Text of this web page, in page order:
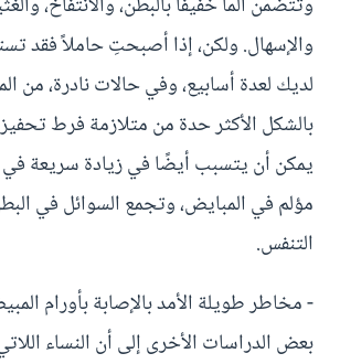
والإسهال. ولكن، إذا أصبحتِ حاملاً فقد
لديك لعدة أسابيع، وفي حالات نادرة، من
بالشكل الأكثر حدة من متلازمة فرط
يمكن أن يتسبب أيضًا في زيادة سريعة
مؤلم في المبايض، وتجمع السوائل في
التنفس.
- مخاطر طويلة الأمد بالإصابة بأورام
بعض الدراسات الأخرى إلى أن النساء